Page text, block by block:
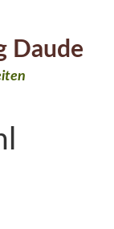
Daude